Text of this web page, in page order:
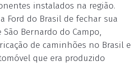
instalados na região.
Ford do Brasil de fechar sua
Bernardo do Campo,
de caminhões no Brasil e
que era produzido